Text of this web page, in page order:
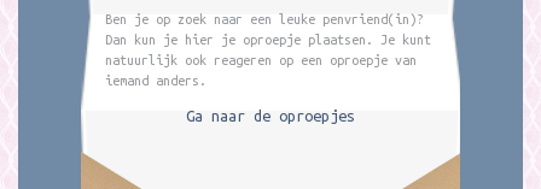
Ben je op zoek naar een leuke penvriend(in)?
Dan kun je hier je oproepje plaatsen. Je kunt
natuurlijk ook reageren op een oproepje van
iemand anders.
Ga naar de oproepjes